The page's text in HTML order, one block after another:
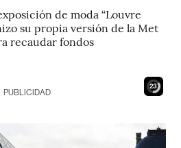
de moda “Louvre
su propia versión de la Met
recaudar fondos
21
PUBLICIDAD